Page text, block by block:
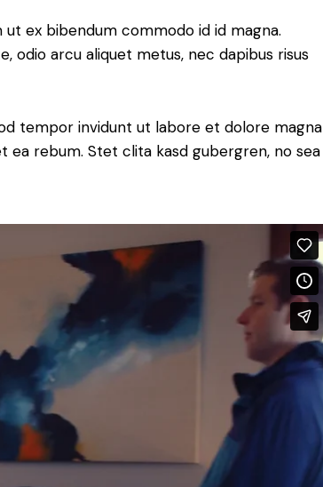
ut ex bibendum commodo id id magna.
odio arcu aliquet metus, nec dapibus risus
tempor invidunt ut labore et dolore magna
ea rebum. Stet clita kasd gubergren, no sea